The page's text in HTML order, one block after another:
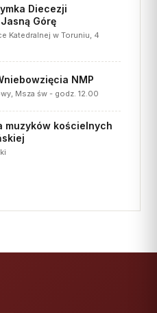
Diecezji
Górę
Katedralnej w Toruniu, 4
NMP
Msza św - godz. 12.00
muzyków kościelnych